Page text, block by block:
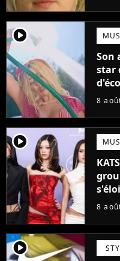
player2
Son
star
8
player2
8
player2